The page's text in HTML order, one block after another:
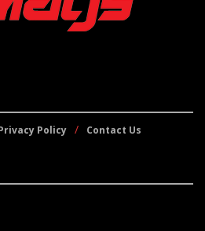
Policy Contact Us